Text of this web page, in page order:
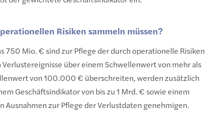
Risiken sammeln müssen?
Mio. € sind zur Pflege der durch operationelle Risiken
über einem Schwellenwert von mehr als
von 100.000 € überschreiten, werden zusätzlich
Geschäftsindikator von bis zu 1 Mrd. € sowie einem
zur Pflege der Verlustdaten genehmigen.